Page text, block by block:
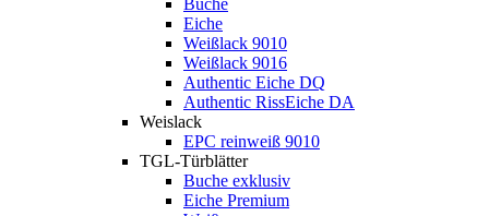
Buche
Eiche
Weißlack 9010
Weißlack 9016
Authentic Eiche DQ
Authentic RissEiche DA
Weislack
EPC reinweiß 9010
TGL-Türblätter
Buche exklusiv
Eiche Premium